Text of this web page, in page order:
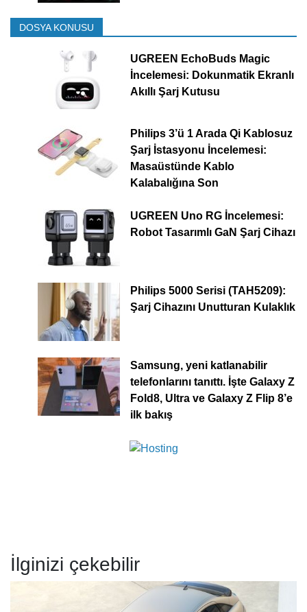
DOSYA KONUSU
UGREEN EchoBuds Magic
İncelemesi: Dokunmatik Ekranlı
Akıllı Şarj Kutusu
Philips 3’ü 1 Arada Qi Kablosuz
Şarj İstasyonu İncelemesi:
Masaüstünde Kablo
Kalabalığına Son
UGREEN Uno RG İncelemesi:
Robot Tasarımlı GaN Şarj Cihazı
Philips 5000 Serisi (TAH5209):
Şarj Cihazını Unutturan Kulaklık
Samsung, yeni katlanabilir
telefonlarını tanıttı. İşte Galaxy Z
Fold8, Ultra ve Galaxy Z Flip 8’e
ilk bakış
İlginizi çekebilir